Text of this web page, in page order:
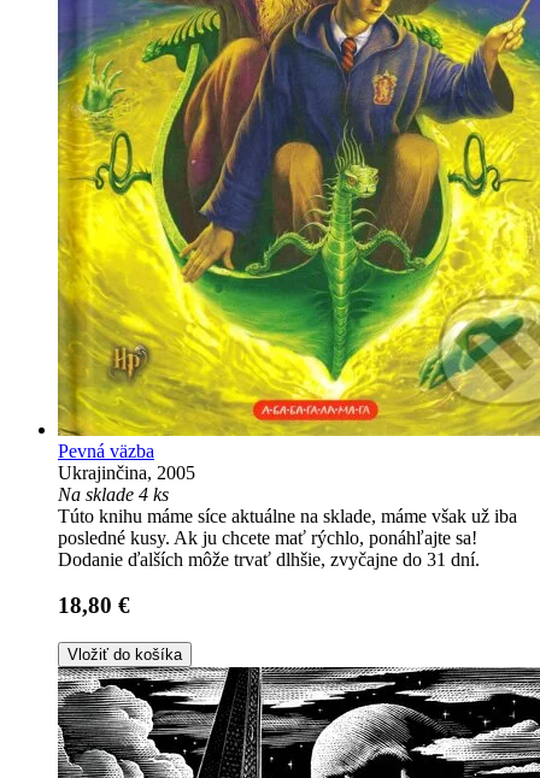
Pevná väzba
Ukrajinčina, 2005
Na sklade 4 ks
Túto knihu máme síce aktuálne na sklade, máme však už iba
posledné kusy. Ak ju chcete mať rýchlo, ponáhľajte sa!
Dodanie ďalších môže trvať dlhšie, zvyčajne do 31 dní.
18,80 €
Vložiť do košíka